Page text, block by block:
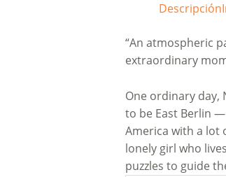
Descripción
“An atmospheric
extraordinary
One ordinary day,
to be East Berlin
America with a lot
lonely girl who
puzzles to guide